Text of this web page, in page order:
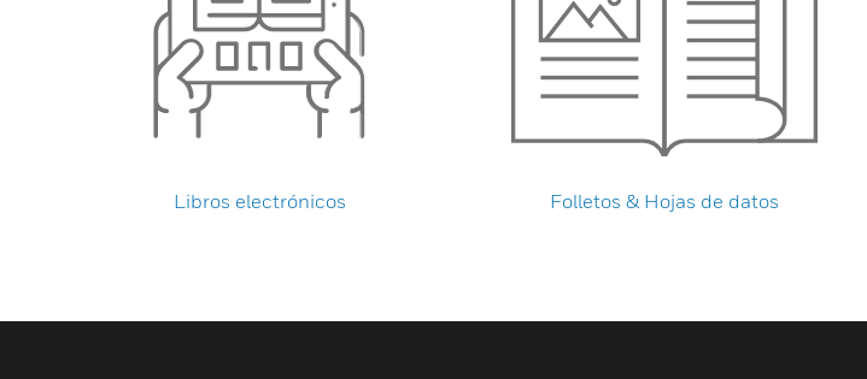
Libros electrónicos Folletos & Hojas de datos